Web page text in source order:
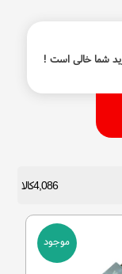
شما خالی است !
4,086کالا
موجود